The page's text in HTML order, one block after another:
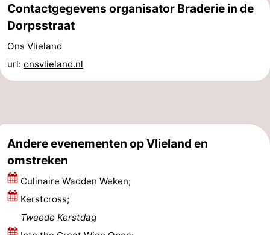
Contactgegevens organisator Braderie in de
Dorpsstraat
Ons Vlieland
url: onsvlieland.nl
Andere evenementen op Vlieland en
omstreken
Culinaire Wadden Weken;
Kerstcross;
Tweede Kerstdag